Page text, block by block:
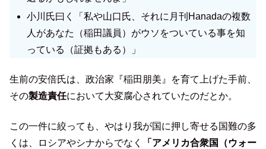
小川氏曰く「私や山口氏、それに月刊Hanadaの複数
人があなた（稲田議員）がウソをついている事を知
っている（証拠もある）」
生前の安倍氏は、政治家『稲田朋美』を育て上げた手前、
その製造責任において大変腐心されていたのだとか。
この一件に絞っても、やはり我が国に押し寄せる国難の多
くは、ロシアやシナからでなく
「アメリカ合衆国（ウォー